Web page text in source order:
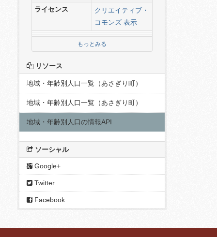
ライセンス
クリエイティブ・
コモンズ 表示
もっとみる
リソース
地域・年齢別人口一覧（あさぎり町）
地域・年齢別人口一覧（あさぎり町）
地域・年齢別人口の情報API
ソーシャル
Google+
Twitter
Facebook